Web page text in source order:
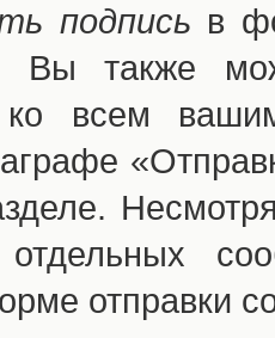
подпись в
Вы также
всем
отправки